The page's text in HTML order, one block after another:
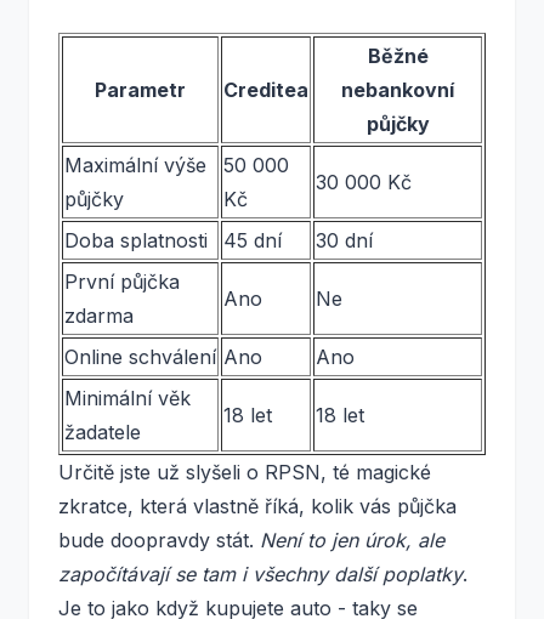
Parametr Creditea
Běžné
nebankovní
půjčky
Maximální výše
půjčky
50 000
Kč
30 000 Kč
Doba splatnosti 45 dní
30 dní
První půjčka
zdarma
Ano Ne
Online schválení Ano
Ano
Minimální věk
žadatele
18 let 18 let
Určitě jste už slyšeli o RPSN, té magické
zkratce, která vlastně říká, kolik vás půjčka
bude doopravdy stát. Není to jen úrok, ale
započítávají se tam i všechny další poplatky.
Je to jako když kupujete auto - taky se